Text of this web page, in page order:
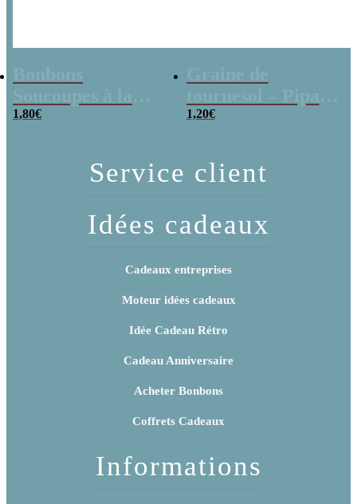
poudre (x20)
1,80€
x 3
1,20€
Service client
Idées cadeaux
Cadeaux entreprises
Moteur idées cadeaux
Idée Cadeau Rétro
Cadeau Anniversaire
Acheter Bonbons
Coffrets Cadeaux
Informations